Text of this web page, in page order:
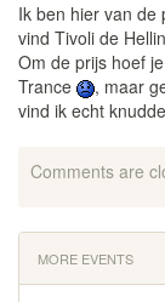
Ik ben hier van de
vind Tivoli de
Om de prijs hoef
Trance
, maar
vind ik echt
Comments are
MORE EVENTS